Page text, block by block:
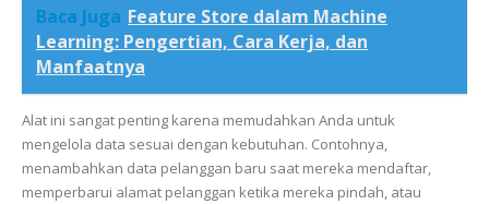
Baca Juga Feature Store dalam Machine
Learning: Pengertian, Cara Kerja, dan
Manfaatnya
Alat ini sangat penting karena memudahkan Anda untuk
mengelola data sesuai dengan kebutuhan. Contohnya,
menambahkan data pelanggan baru saat mereka mendaftar,
memperbarui alamat pelanggan ketika mereka pindah, atau